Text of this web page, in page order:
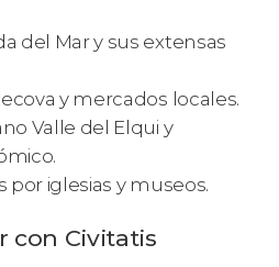
del Mar y sus extensas
y mercados locales.
Valle del Elqui y
por iglesias y museos.
con Civitatis